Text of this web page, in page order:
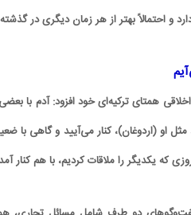
و احتمالاً بهتر از هر زمان دیگری در
همتای ترکیه‌ای خود افزود: آدم با
او (اردوغان)، کنار می‌آیید و گاهی با
روزی که یکدیگر را ملاقات کردیم، با هم کنار